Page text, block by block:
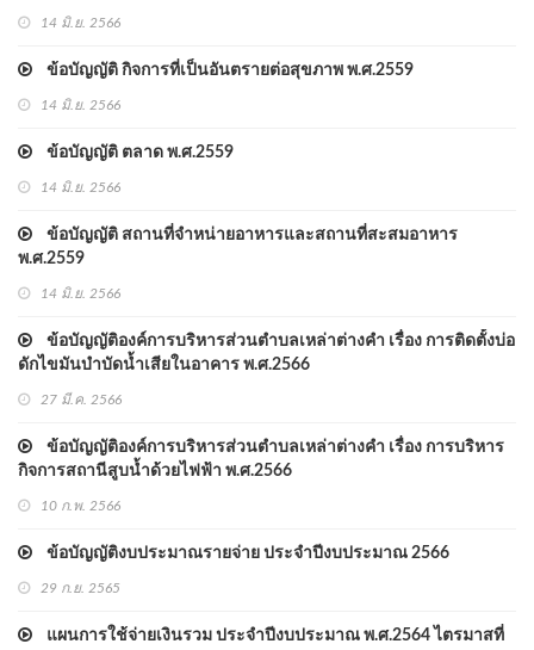
14 มิ.ย. 2566
ข้อบัญญัติ กิจการที่เป็นอันตรายต่อสุขภาพ พ.ศ.2559
14 มิ.ย. 2566
ข้อบัญญัติ ตลาด พ.ศ.2559
14 มิ.ย. 2566
ข้อบัญญัติ สถานที่จำหน่ายอาหารและสถานที่สะสมอาหาร
พ.ศ.2559
14 มิ.ย. 2566
ข้อบัญญัติองค์การบริหารส่วนตำบลเหล่าต่างคำ เรื่อง การติดตั้งบ่อ
ดักไขมันบำบัดน้ำเสียในอาคาร พ.ศ.2566
27 มี.ค. 2566
ข้อบัญญัติองค์การบริหารส่วนตำบลเหล่าต่างคำ เรื่อง การบริหาร
กิจการสถานีสูบน้ำด้วยไฟฟ้า พ.ศ.2566
10 ก.พ. 2566
ข้อบัญญัติงบประมาณรายจ่าย ประจําปีงบประมาณ 2566
29 ก.ย. 2565
แผนการใช้จ่ายเงินรวม ประจำปีงบประมาณ พ.ศ.2564 ไตรมาสที่